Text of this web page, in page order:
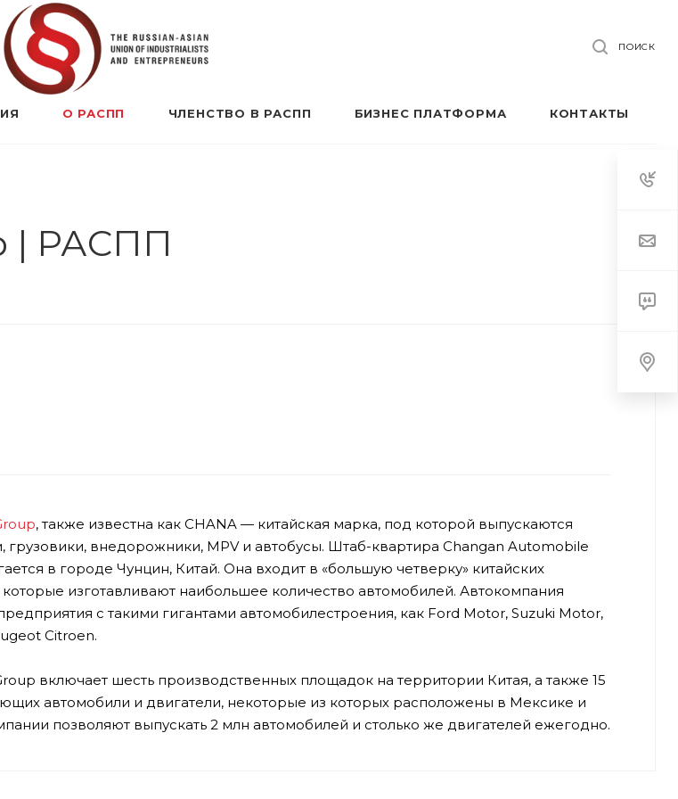
ПОИСК
О РАСПП ЧЛЕНСТВО В РАСПП БИЗНЕС ПЛАТФОРМА КОНТАКТЫ
| РАСПП
, также известна как CHANA — китайская марка, под которой выпускаются
грузовики, внедорожники, MPV и автобусы. Штаб-квартира Changan Automobile
в городе Чунцин, Китай. Она входит в «большую четверку» китайских
изготавливают наибольшее количество автомобилей. Автокомпания
с такими гигантами автомобилестроения, как Ford Motor, Suzuki Motor,
Citroen.
включает шесть производственных площадок на территории Китая, а также 15
автомобили и двигатели, некоторые из которых расположены в Мексике и
позволяют выпускать 2 млн автомобилей и столько же двигателей ежегодно.